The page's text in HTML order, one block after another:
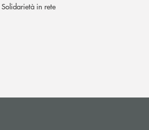
Solidarietà in rete